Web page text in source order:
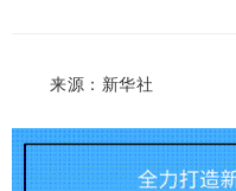
来源：新华社